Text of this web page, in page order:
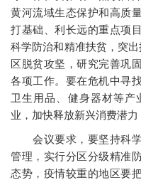
黄河流域生态保护和高质
打基础、利长远的重点项
科学防治和精准扶贫，突
区脱贫攻坚，研究完善巩
各项工作。要在危机中寻
卫生用品、健身器材等产
业，加快释放新兴消费潜力
会议要求，要坚持科学
管理，实行分区分级精准
态势，疫情较重的地区要